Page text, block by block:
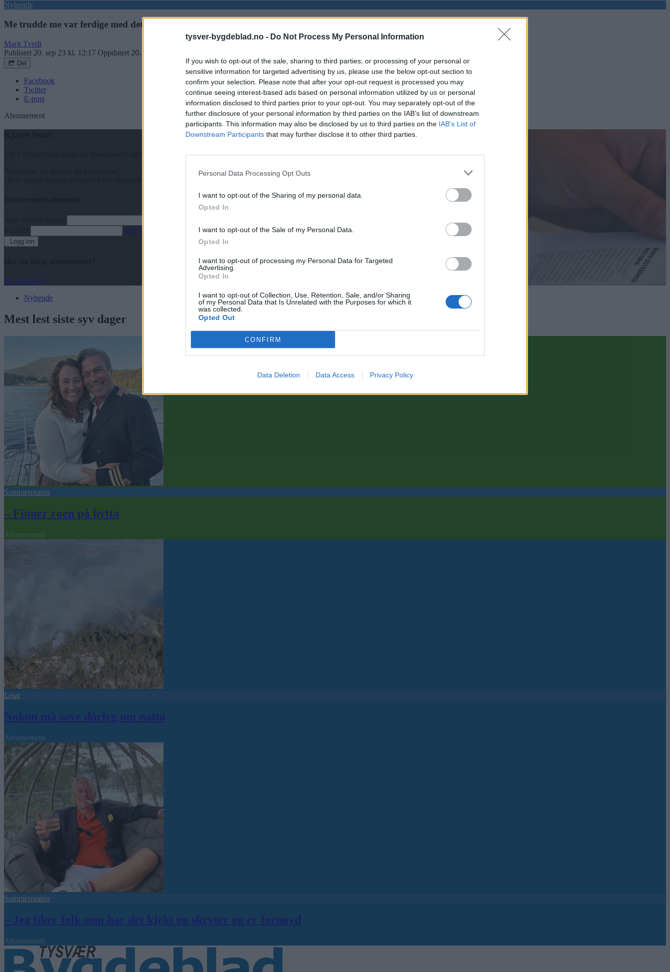
tysver-bygdeblad.no - Do Not Process My Personal Information
If you wish to opt-out of the sale, sharing to third parties, or processing of your personal or
sensitive information for targeted advertising by us, please use the below opt-out section to
confirm your selection. Please note that after your opt-out request is processed you may
continue seeing interest-based ads based on personal information utilized by us or personal
information disclosed to third parties prior to your opt-out. You may separately opt-out of the
further disclosure of your personal information by third parties on the IAB’s list of downstream
participants. This information may also be disclosed by us to third parties on the IAB’s List of
Downstream Participants that may further disclose it to other third parties.
Personal Data Processing Opt Outs
I want to opt-out of the Sharing of my personal data.
Opted In
I want to opt-out of the Sale of my Personal Data.
Opted In
I want to opt-out of processing my Personal Data for Targeted
Advertising.
Opted In
I want to opt-out of Collection, Use, Retention, Sale, and/or Sharing
of my Personal Data that Is Unrelated with the Purposes for which it
was collected.
Opted Out
CONFIRM
Data Deletion Data Access Privacy Policy
Nyhende
Me trudde me var ferdige med dette
Marit Tvedt
Publisert 20. sep 23 kl. 12:17 Oppdatert 20. sep 23 kl. 13:54
Del
Facebook
Twitter
E-post
Abonnement
Har du gløymt passordet?
Logg inn
Bli abonnent
Nyhende
Mest lest siste syv dager
Sommerpraten
– Finner roen på hytta
Abonnement
Leiar
Nokon må sove dårleg om natta
Abonnement
Sommerpraten
– Jeg liker folk som har det kjekt og skryter og er fornøyd
Abonnement